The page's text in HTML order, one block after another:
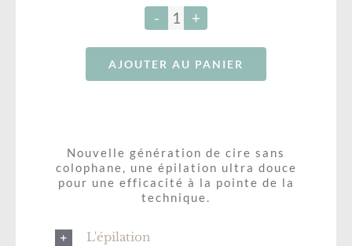
RÉSERVATION – SALONKEE
Bouche
Maquillage Permanent
Bon Cadeau-Formations
quantité
de
Epilation
AJOUTER AU PANIER
Nouvelle génération de cire sans
colophane, une épilation ultra douce
pour une efficacité à la pointe de la
technique.
L'épilation